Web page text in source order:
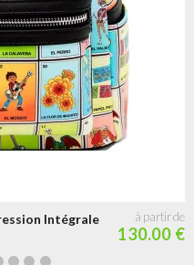
Intégrale
130.00 €